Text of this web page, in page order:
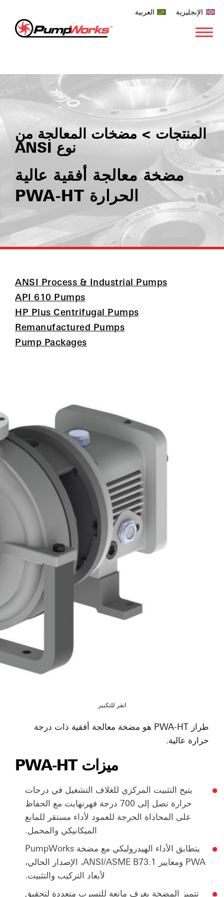
الإنجليزية العربية
المنتجات > مضخات المعالجة من
نوع ANSI
مضخة معالجة أفقية عالية
الحرارة PWA-HT
ANSI Process & Industrial Pumps
API 610 Pumps
HP Plus Centrifugal Pumps
Remanufactured Pumps
Pump Packages
انقر للتكبير
طراز PWA-HT هو مضخة معالجة أفقية ذات درجة
حرارة عالية.
ميزات PWA-HT
يتيح التثبيت المركزي للغلاف التشغيل في درجات
حرارة تصل إلى 700 درجة فهرنهايت مع الحفاظ
على المحاذاة الحرجة للعمود لأداء مستقر للمانع
الميكانيكي والمحمل.
يتطابق الأداء الهيدروليكي مع مضخة PumpWorks
PWA ومعايير ANSI/ASME B73.1، الإصدار الحالي،
لأبعاد التركيب والتثبيت.
تتميز المضخة بغرف مانعة للتسرب متعددة لتحقيق